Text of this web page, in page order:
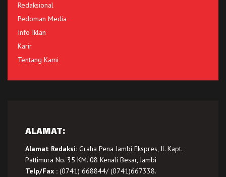
Redaksional
Pedoman Media
Info Iklan
Karir
Tentang Kami
ALAMAT:
Alamat Redaksi: Graha Pena Jambi Ekspres, Jl. Kapt.
Pattimura No. 35 KM. 08 Kenali Besar, Jambi
Telp/Fax : (0741) 668844/ (0741)667338.